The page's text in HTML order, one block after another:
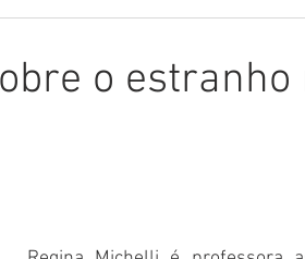
o estranho